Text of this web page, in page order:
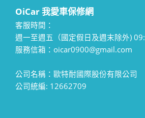
OiCar 我愛車保修網
客服時間：
週一至週五（國定假日及週末除外)
服務信箱：oicar0900@gmail.com
公司名稱：歐特耐國際股份有限公司
公司統編: 12662709